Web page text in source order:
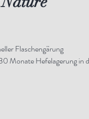
Flaschengärung
Monate Hefelagerung in